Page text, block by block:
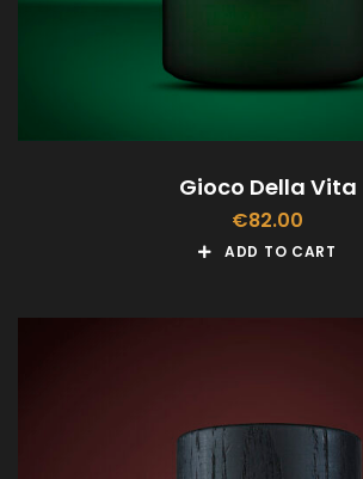
Gioco Della Vita
€82.00
ADD TO CART